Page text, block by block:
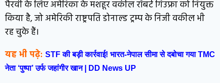
पैरवी के लिए अमेरिका के मशहूर वकील रॉबर्ट गिउफ्रा को नियुक्त
किया है, जो अमेरिकी राष्ट्रपति डोनाल्ड ट्रम्प के निजी वकील भी
रह चुके हैं।
यह भी पढ़े: STF की बड़ी कार्रवाई! भारत-नेपाल सीमा से दबोचा गया TMC
नेता ‘पुष्पा’ उर्फ जहांगीर खान | DD News UP